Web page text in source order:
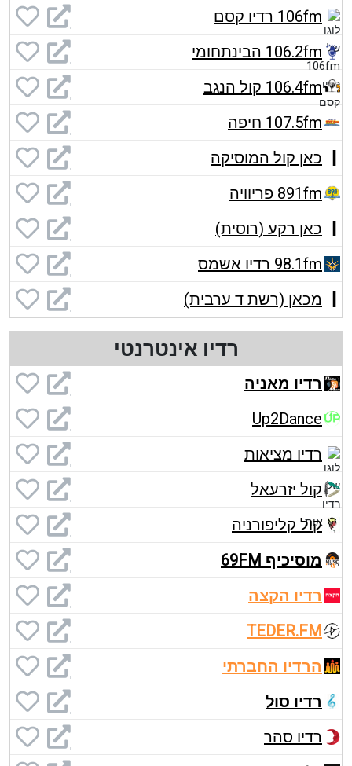
106fm רדיו קסם
106.2fm הבינתחומי
106.4fm קול הנגב
107.5fm חיפה
כאן קול המוסיקה
891fm פריוויה
כאן רקע (רוסית)
98.1fm רדיו אשמס
מכאן (רשת ד ערבית)
רדיו אינטרנטי
רדיו מאניה
Up2Dance
רדיו מציאות
קול יזרעאל
קול קליפורניה
מוסיכיף 69FM
רדיו הקצה
TEDER.FM
הרדיו החברתי
רדיו סול
רדיו סהר